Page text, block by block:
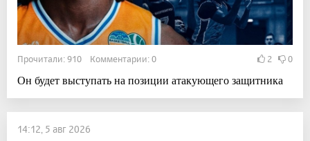
Прочитали: 910 Комментарии: 0 2 0
Он будет выступать на позиции атакующего защитника
14:12, 5 авг 2026